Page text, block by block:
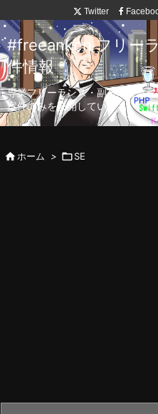
Twitter
#freeanken フリー
件情報
専業フリーランス・副業向け案
案件のみを公開しています。
ホーム > SE